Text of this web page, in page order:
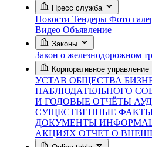
Пресс служба
Новости Тендеры Фото
Видео Объявление
Законы
Закон о железнодорожном
Корпоративное управление
УСТАВ ОБЩЕСТВА
НАБЛЮДАТЕЛЬНОГО
И ГОДОВЫЕ ОТЧЁТЫ
СУЩЕСТВЕННЫЕ
ДОКУМЕНТЫ
АКЦИЯХ ОТЧЕТ О